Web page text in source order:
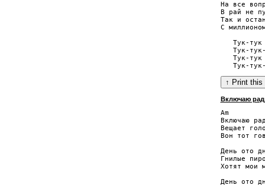
На все
В рай не
Так и
С
Тук-тук
Тук-
Тук-тук
Включаю
Am
Включаю
Вещает
Вон тот
День ото
Гнилые
Хотят мои
День ото